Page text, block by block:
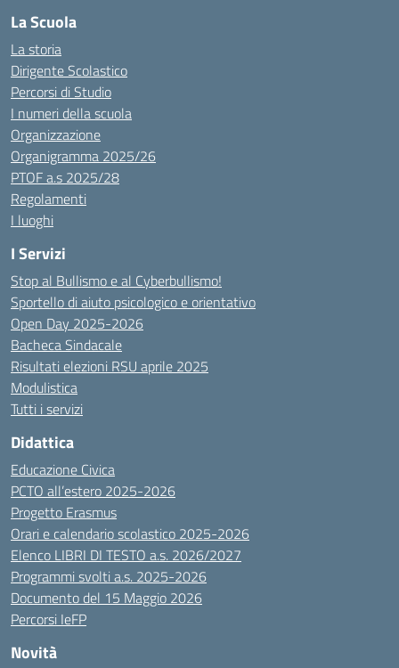
La Scuola
La storia
Dirigente Scolastico
Percorsi di Studio
I numeri della scuola
Organizzazione
Organigramma 2025/26
PTOF a.s 2025/28
Regolamenti
I luoghi
I Servizi
Stop al Bullismo e al Cyberbullismo!
Sportello di aiuto psicologico e orientativo
Open Day 2025-2026
Bacheca Sindacale
Risultati elezioni RSU aprile 2025
Modulistica
Tutti i servizi
Didattica
Educazione Civica
PCTO all’estero 2025-2026
Progetto Erasmus
Orari e calendario scolastico 2025-2026
Elenco LIBRI DI TESTO a.s. 2026/2027
Programmi svolti a.s. 2025-2026
Documento del 15 Maggio 2026
Percorsi IeFP
Novità